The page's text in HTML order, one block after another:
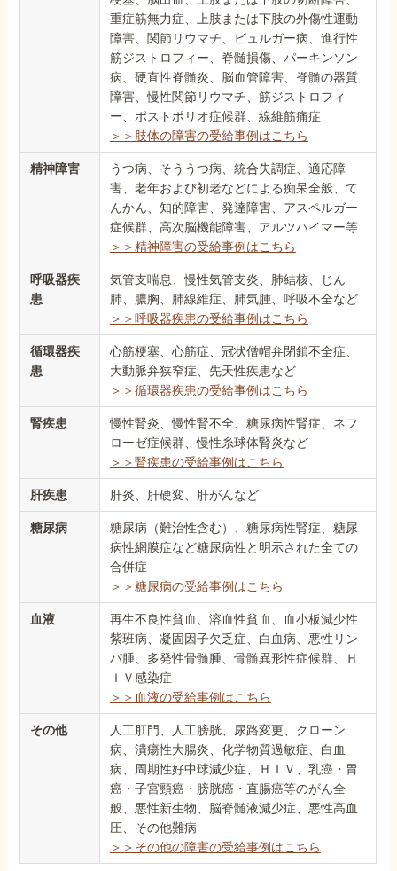
重症筋無力症、上肢または下肢の外傷性運動
障害、関節リウマチ、ビュルガー病、進行性
筋ジストロフィー、脊髄損傷、パーキンソン
病、硬直性脊髄炎、脳血管障害、脊髄の器質
障害、慢性関節リウマチ、筋ジストロフィ
ー、ポストポリオ症候群、線維筋痛症
＞＞肢体の障害の受給事例はこちら
精神障害
うつ病、そううつ病、統合失調症、適応障
害、老年および初老などによる痴呆全般、て
んかん、知的障害、発達障害、アスペルガー
症候群、高次脳機能障害、アルツハイマー等
＞＞精神障害の受給事例はこちら
呼吸器疾
患
気管支喘息、慢性気管支炎、肺結核、じん
肺、膿胸、肺線維症、肺気腫、呼吸不全など
＞＞呼吸器疾患の受給事例はこちら
循環器疾
患
心筋梗塞、心筋症、冠状僧帽弁閉鎖不全症、
大動脈弁狭窄症、先天性疾患など
＞＞循環器疾患の受給事例はこちら
腎疾患
慢性腎炎、慢性腎不全、糖尿病性腎症、ネフ
ローゼ症候群、慢性糸球体腎炎など
＞＞腎疾患の受給事例はこちら
肝疾患 肝炎、肝硬変、肝がんなど
糖尿病
糖尿病（難治性含む）、糖尿病性腎症、糖尿
病性網膜症など糖尿病性と明示された全ての
合併症
＞＞糖尿病の受給事例はこちら
血液
再生不良性貧血、溶血性貧血、血小板減少性
紫班病、凝固因子欠乏症、白血病、悪性リン
パ腫、多発性骨髄腫、骨髄異形性症候群、Ｈ
ＩＶ感染症
＞＞血液の受給事例はこちら
その他
人工肛門、人工膀胱、尿路変更、クローン
病、潰瘍性大腸炎、化学物質過敏症、白血
病、周期性好中球減少症、ＨＩＶ、乳癌・胃
癌・子宮頸癌・膀胱癌・直腸癌等のがん全
般、悪性新生物、脳脊髄液減少症、悪性高血
圧、その他難病
＞＞その他の障害の受給事例はこちら